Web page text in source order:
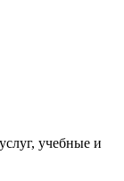
учебные и